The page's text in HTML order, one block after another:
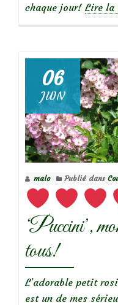
chaque jour! Lire la
06
JUIN
malo Publié dans
‘Puccini’,
tous!
L’adorable petit
est un de mes